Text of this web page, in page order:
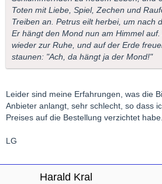
Toten mit Liebe, Spiel, Zechen und
Treiben an. Petrus eilt herbei, um nach
Er hängt den Mond nun am Himmel
wieder zur Ruhe, und auf der Erde
staunen: "Ach, da hängt ja der Mond!"
Leider sind meine Erfahrungen, was die
Anbieter anlangt, sehr schlecht, so dass
Preises auf die Bestellung verzichtet habe.
LG
Harald Kral